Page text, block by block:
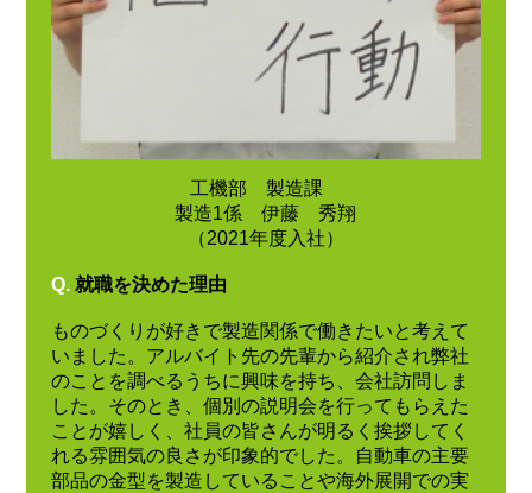
工機部 製造課
製造1係 伊藤 秀翔
（2021年度入社）
Q. 就職を決めた理由
ものづくりが好きで製造関係で働きたいと考えて
いました。アルバイト先の先輩から紹介され弊社
のことを調べるうちに興味を持ち、会社訪問しま
した。そのとき、個別の説明会を行ってもらえた
ことが嬉しく、社員の皆さんが明るく挨拶してく
れる雰囲気の良さが印象的でした。自動車の主要
部品の金型を製造していることや海外展開での実